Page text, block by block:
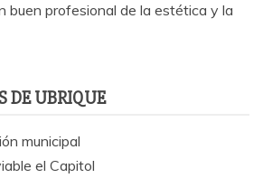
buen profesional de la estética y la
DE UBRIQUE
municipal
el Capitol